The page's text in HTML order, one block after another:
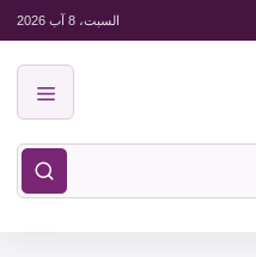
السبت، 8 آب 2026